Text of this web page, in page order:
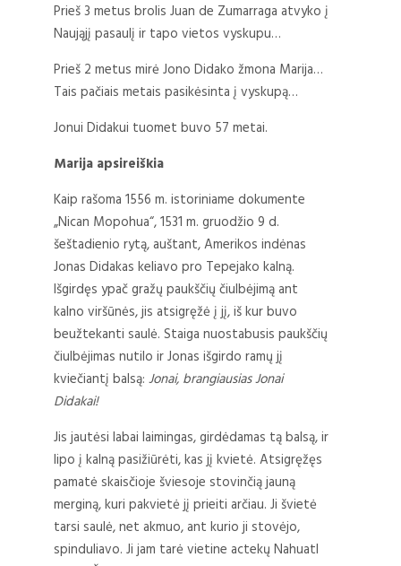
Prieš 3 metus brolis Juan de Zumarraga atvyko į
Naująjį pasaulį ir tapo vietos vyskupu…
Prieš 2 metus mirė Jono Didako žmona Marija…
Tais pačiais metais pasikėsinta į vyskupą…
Jonui Didakui tuomet buvo 57 metai.
Marija apsireiškia
Kaip rašoma 1556 m. istoriniame dokumente
„Nican Mopohua“, 1531 m. gruodžio 9 d.
šeštadienio rytą, auštant, Amerikos indėnas
Jonas Didakas keliavo pro Tepejako kalną.
Išgirdęs ypač gražų paukščių čiulbėjimą ant
kalno viršūnės, jis atsigręžė į jį, iš kur buvo
beužtekanti saulė. Staiga nuostabusis paukščių
čiulbėjimas nutilo ir Jonas išgirdo ramų jį
kviečiantį balsą: Jonai, brangiausias Jonai
Didakai!
Jis jautėsi labai laimingas, girdėdamas tą balsą, ir
lipo į kalną pasižiūrėti, kas jį kvietė. Atsigręžęs
pamatė skaisčioje šviesoje stovinčią jauną
merginą, kuri pakvietė jį prieiti arčiau. Ji švietė
tarsi saulė, net akmuo, ant kurio ji stovėjo,
spinduliavo. Ji jam tarė vietine actekų Nahuatl